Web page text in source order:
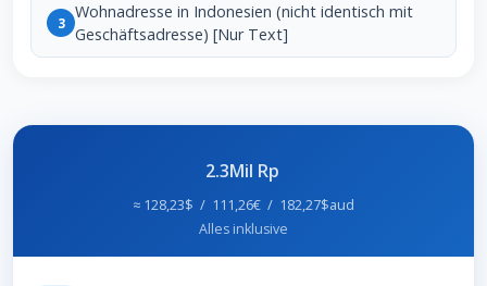
3
Wohnadresse in Indonesien (nicht identisch mit
Geschäftsadresse) [Nur Text]
2.3Mil Rp
≈ 128,23$ / 111,26€ / 182,27$aud
Alles inklusive